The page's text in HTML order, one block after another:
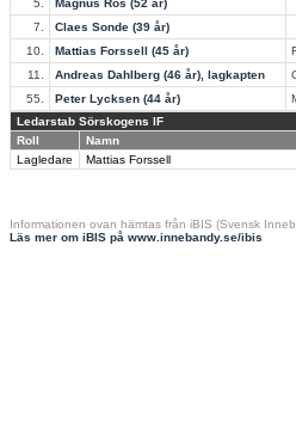
5.
Magnus Ros (52 år)
7.
Claes Sonde (39 år)
10.
Mattias Forssell (45 år)
11.
Andreas Dahlberg (46 år), lagkapten
55.
Peter Lycksen (44 år)
Ledarstab Sörskogens IF
Roll
Namn
Lagledare
Mattias Forssell
Informationen ovan hämtas från iBIS (Svensk
Läs mer om iBIS på www.innebandy.se/ibis